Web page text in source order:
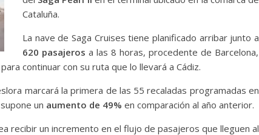
Cataluña.
La nave de Saga Cruises tiene planificado arribar junto a
620 pasajeros a las 8 horas, procedente de Barcelona,
continuar con su ruta que lo llevará a Cádiz.
marcará la primera de las 55 recaladas programadas en
un aumento de 49% en comparación al año anterior.
recibir un incremento en el flujo de pasajeros que lleguen al